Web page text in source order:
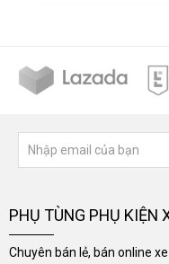
PHỤ TÙNG PHỤ KIỆN
Chuyên bán lẻ, bán online